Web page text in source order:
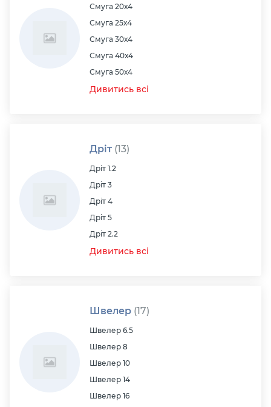
Смуга 20х4
Смуга 25х4
Смуга 30х4
Смуга 40х4
Смуга 50х4
Дивитись всі
Дріт (13)
Дріт 1.2
Дріт 3
Дріт 4
Дріт 5
Дріт 2.2
Дивитись всі
Швелер (17)
Швелер 6.5
Швелер 8
Швелер 10
Швелер 14
Швелер 16